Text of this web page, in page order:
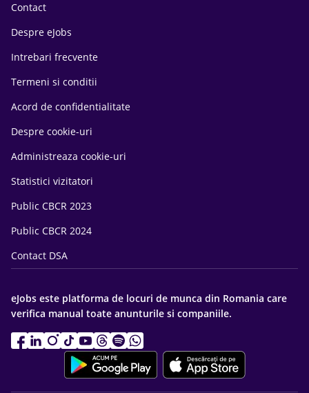
Contact
Despre eJobs
Intrebari frecvente
Termeni si conditii
Acord de confidentialitate
Despre cookie-uri
Administreaza cookie-uri
Statistici vizitatori
Public CBCR 2023
Public CBCR 2024
Contact DSA
eJobs este platforma de locuri de munca din Romania care
verifica manual toate anunturile si companiile.